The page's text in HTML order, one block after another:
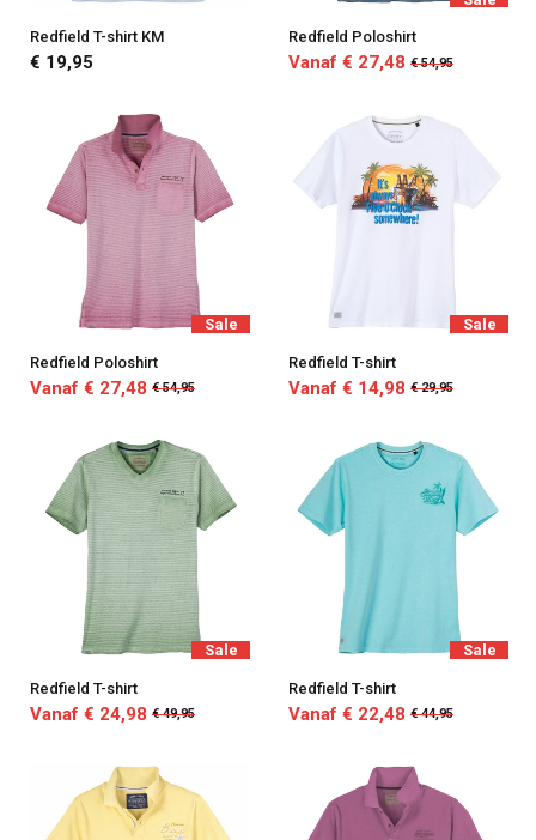
Redfield T-shirt KM
€ 19,95
Redfield Poloshirt
Vanaf € 27,48 € 54,95
Sale
Redfield Poloshirt
Vanaf € 27,48 € 54,95
Sale
Redfield T-shirt
Vanaf € 14,98 € 29,95
Sale
Redfield T-shirt
Vanaf € 24,98 € 49,95
Sale
Redfield T-shirt
Vanaf € 22,48 € 44,95